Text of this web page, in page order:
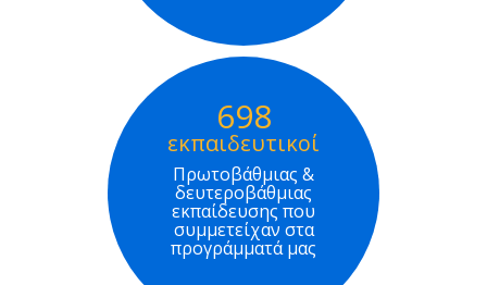
698
εκπαιδευτικοί
Πρωτοβάθμιας &
δευτεροβάθμιας
εκπαίδευσης που
συμμετείχαν στα
προγράμματά μας